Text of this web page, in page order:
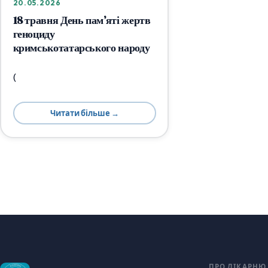
20.05.2026
18 травня День пам’яті жертв
геноциду
кримськотатарського народу
(
Читати більше →